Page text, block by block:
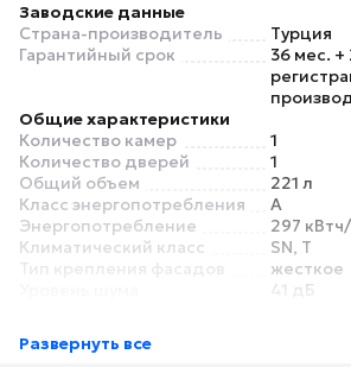
Заводские данные
Страна-производитель
Турция
Гарантийный срок
36 мес.
Общие характеристики
Количество камер
1
Количество дверей
1
Общий объем
221 л
Класс энергопотребления
A
Энергопотребление
297
Климатический класс
SN, T
Тип крепления фасадов
жесткое
41 дБ
Полезный объем
Развернуть все